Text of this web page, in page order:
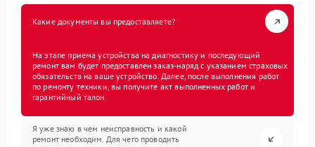
Какие документы вы предоставляете?
На этапе приема устройства на диагностику и последующий
ремонт вам будет предоставлен заказ-наряд с указанием страховых
обязательств на ваше устройство. Далее, после выполнения работ
по ремонту техники, вы получите акт выполненных работ и
гарантийный талон.
Я уже знаю в чем неисправность и какой
ремонт необходим. Для чего проводить